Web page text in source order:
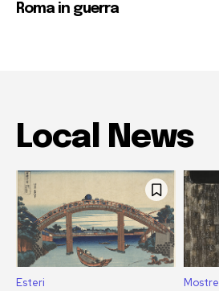
Roma in guerra
Local News
Esteri Mostre